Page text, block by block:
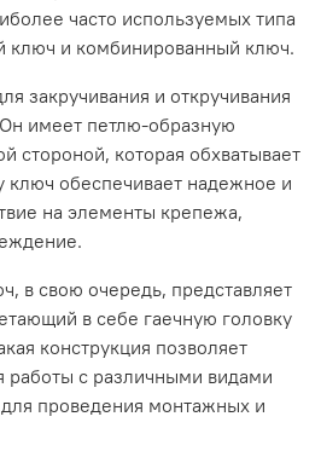
часто используемых типа
ключ и комбинированный ключ.
закручивания и откручивания
имеет петлю-образную
стороной, которая обхватывает
ключ обеспечивает надежное и
на элементы крепежа,
в свою очередь, представляет
в себе гаечную головку
конструкция позволяет
работы с различными видами
проведения монтажных и